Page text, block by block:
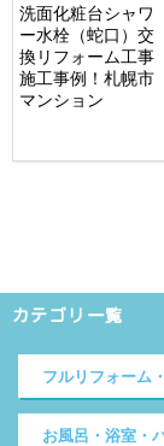
洗面化粧台シャワ
ー水栓（蛇口）交
換リフォーム工事
施工事例！札幌市
マンション
カテゴリ一覧
フルリフォーム
お風呂・浴室・